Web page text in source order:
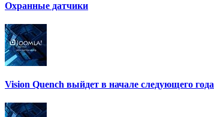
Охранные датчики
Vision Quench выйдет в начале следующего года